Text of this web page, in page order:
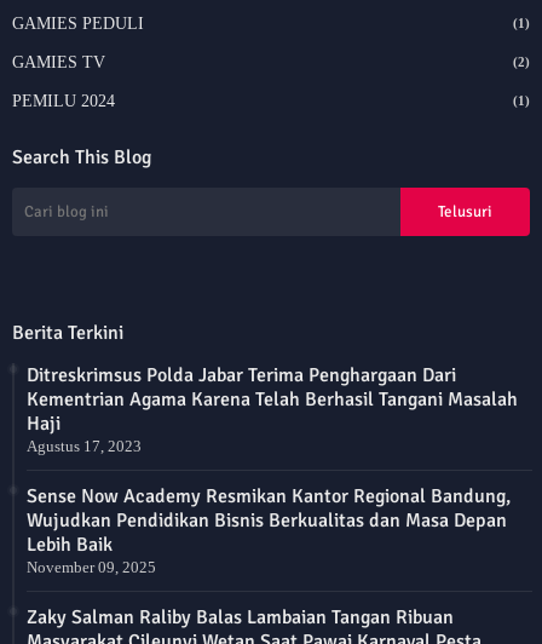
GAMIES PEDULI (1)
GAMIES TV (2)
PEMILU 2024 (1)
Search This Blog
Berita Terkini
Ditreskrimsus Polda Jabar Terima Penghargaan Dari
Kementrian Agama Karena Telah Berhasil Tangani Masalah
Haji
Agustus 17, 2023
Sense Now Academy Resmikan Kantor Regional Bandung,
Wujudkan Pendidikan Bisnis Berkualitas dan Masa Depan
Lebih Baik
November 09, 2025
Zaky Salman Raliby Balas Lambaian Tangan Ribuan